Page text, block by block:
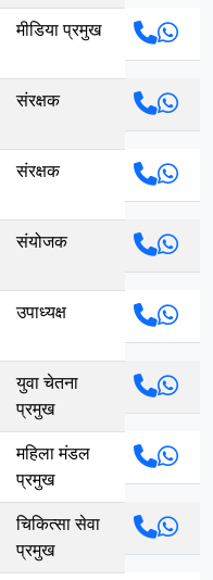
मीडिया प्रमुख
संरक्षक
संरक्षक
संयोजक
उपाध्यक्ष
युवा चेतना
प्रमुख
महिला मंडल
प्रमुख
चिकित्सा सेवा
प्रमुख